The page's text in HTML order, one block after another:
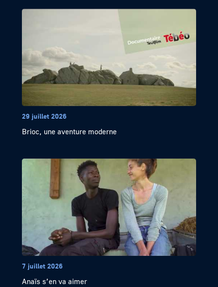
29 juillet 2026
Brioc, une aventure moderne
7 juillet 2026
Anaïs s’en va aimer